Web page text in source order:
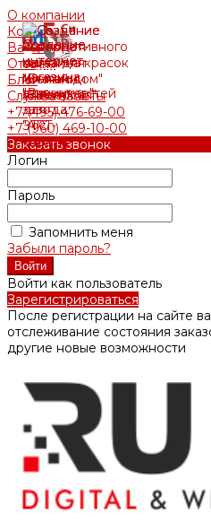
О компании
Контакты
Вакансии
Отзывы
Блог
Служба заботы
+7 (495) 476-69-00
+7 (960) 469-10-00
Заказать звонок
Логин
Пароль
Запомнить меня
Забыли пароль?
Войти как пользователь
Зарегистрироваться
После регистрации на сайте
отслеживание состояния
другие новые возможности